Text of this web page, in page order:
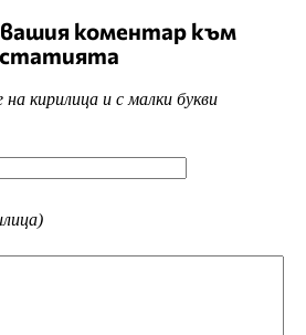
коментар към
статията
кирилица и с малки букви